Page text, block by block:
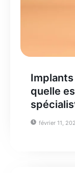
quelle
février 11,